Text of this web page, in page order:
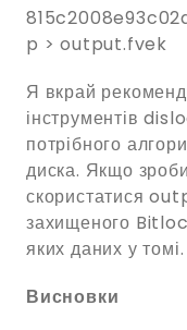
p > output.fvek
Я вкрай
інструментів
потрібного
диска. Якщо
скористатися
захищеного
яких даних у томі.
Висновки